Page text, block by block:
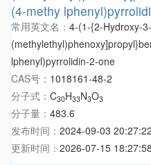
(4-methy
常用英文名： 4-(1-{2-Hydroxy-
lphenyl)pyrrolidin-2-one
CAS号： 1018161-48-2
分子式： C30H33N3O3
分子量： 483.6
发布时间： 2024-09-03 20:27:22
更新时间： 2026-07-15 18:27:58